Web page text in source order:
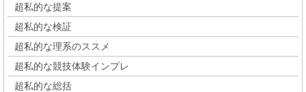
超私的な提案
超私的な検証
超私的な理系のススメ
超私的な競技体験インプレ
超私的な総括